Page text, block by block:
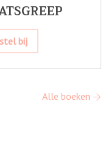
bij
Alle boeken